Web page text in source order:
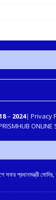
– 2024| Privacy
ONLINE
সফর প্রধানমন্ত্রী